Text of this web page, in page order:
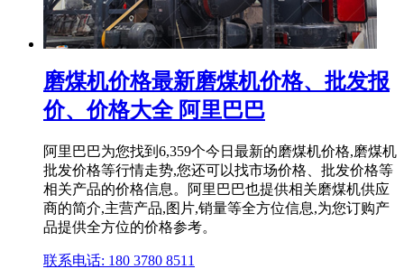
磨煤机价格最新磨煤机价格、批发报
价、价格大全 阿里巴巴
阿里巴巴为您找到6,359个今日最新的磨煤机价格,磨煤机
批发价格等行情走势,您还可以找市场价格、批发价格等
相关产品的价格信息。阿里巴巴也提供相关磨煤机供应
商的简介,主营产品,图片,销量等全方位信息,为您订购产
品提供全方位的价格参考。
联系电话: 180 3780 8511